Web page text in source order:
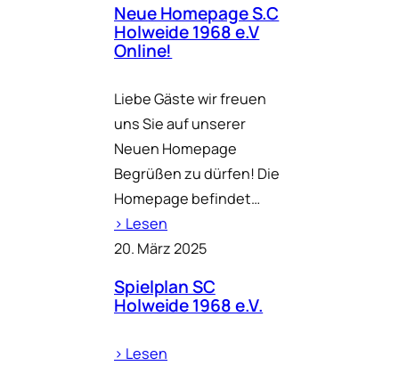
Neue Homepage S.C
Holweide 1968 e.V
Online!
Liebe Gäste wir freuen
uns Sie auf unserer
Neuen Homepage
Begrüßen zu dürfen! Die
Homepage befindet…
› Lesen
20. März 2025
Spielplan SC
Holweide 1968 e.V.
› Lesen